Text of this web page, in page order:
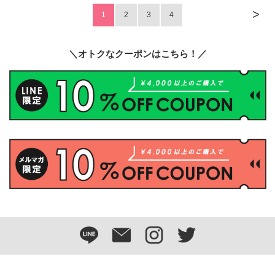
>
1 2 3 4
＼オトクなクーポンはこちら！／